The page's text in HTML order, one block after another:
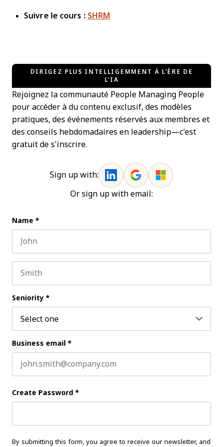
Suivre le cours : SHRM
DIRIGEZ PLUS INTELLIGEMMENT À L'ÈRE DE
L'IA
Rejoignez la communauté People Managing People
pour accéder à du contenu exclusif, des modèles
pratiques, des événements réservés aux membres et
des conseils hebdomadaires en leadership—c'est
gratuit de s'inscrire.
Sign up with:
Or sign up with email:
Name *
Seniority *
Business email *
Create Password *
By submitting this form, you agree to receive our newsletter, and